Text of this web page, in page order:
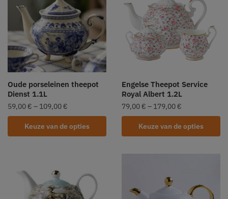
Oude porseleinen theepot
Dienst 1.1L
59,00 € – 109,00 €
Keuze van de opties
Engelse Theepot Service
Royal Albert 1.2L
79,00 € – 179,00 €
Keuze van de opties